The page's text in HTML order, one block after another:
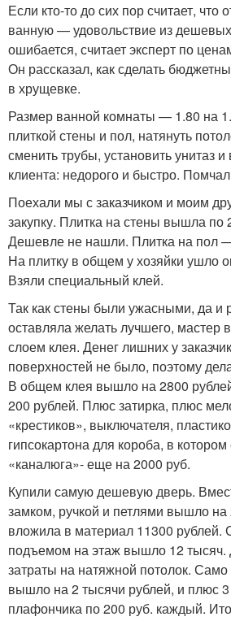
Если кто-то до сих пор считает, что
ванную — удовольствие из
ошибается, считает эксперт по
Он рассказал, как сделать
в хрущевке.
Размер ванной комнаты — 1.80 на
плиткой стены и пол, натянуть
сменить трубы, установить унитаз
клиента: недорого и быстро.
Поехали мы с заказчиком и моим
закупку. Плитка на стены вышла по
Дешевле не нашли. Плитка на пол
На плитку в общем у хозяйки ушло
Взяли специальный клей.
Так как стены были ужасными, да и
оставляла желать лучшего, мастер
слоем клея. Денег лишних у
поверхностей не было, поэтому
В общем клея вышло на 2800
200 рублей. Плюс затирка, плюс
«крестиков», выключателя,
гипсокартона для короба, в
«каналюга»- еще на 2000 руб.
Купили самую дешевую дверь.
замком, ручкой и петлями вышло на
вложила в материал 11300 рублей.
подъемом на этаж вышло 12
затраты на натяжной потолок. Само
вышло на 2 тысячи рублей, и плюс
плафончика по 200 руб. каждый.